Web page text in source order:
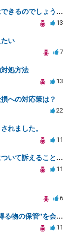
労災事故による身体障害で慰謝料請求はできるのでしょうか？
13
い
7
処方法
13
への対応策は？
22
れました。
11
バスケットボール部の顧問の問題行動について訴えることは可能でしょうか？
11
6
訴訟するか未定の段階で、“証拠となり得る物の保管”を会社に応じてもらえる方法は在りますか?
11